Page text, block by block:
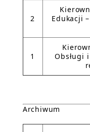
2
Edukacji
1
Obsługi
Archiwum